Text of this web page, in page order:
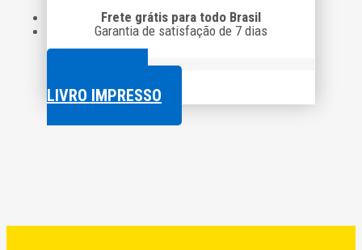
Frete grátis para todo Brasil
Garantia de satisfação de 7 dias
LIVRO IMPRESSO